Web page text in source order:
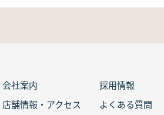
会社案内
採用情報
店舗情報・アクセス
よくある質問